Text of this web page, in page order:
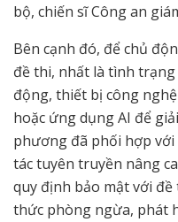
bộ, chiến sĩ Công an
Bên cạnh đó, để chủ
đề thi, nhất là tình
động, thiết bị công
hoặc ứng dụng AI để
phương đã phối hợp
tác tuyên truyền nâng
quy định bảo mật với
thức phòng ngừa, phát